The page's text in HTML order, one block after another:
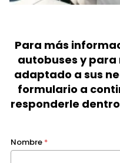
Para más
autobuses y
adaptado a sus
formulario a
responderle
Nombre *